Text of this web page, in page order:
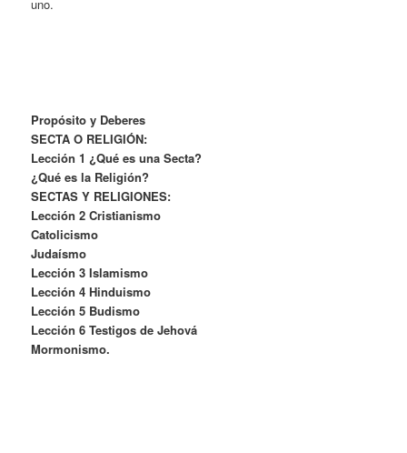
uno.
Propósito y Deberes
SECTA O RELIGIÓN:
Lección 1 ¿Qué es una Secta?
¿Qué es la Religión?
SECTAS Y RELIGIONES:
Lección 2 Cristianismo
Catolicismo
Judaísmo
Lección 3 Islamismo
Lección 4 Hinduismo
Lección 5 Budismo
Lección 6 Testigos de Jehová
Mormonismo.